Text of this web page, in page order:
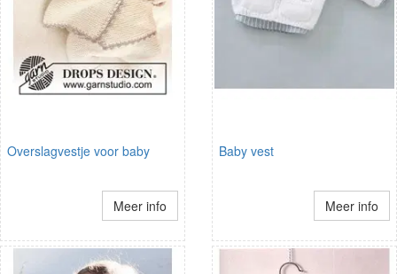
Overslagvestje voor baby
Meer info
Baby vest
Meer info